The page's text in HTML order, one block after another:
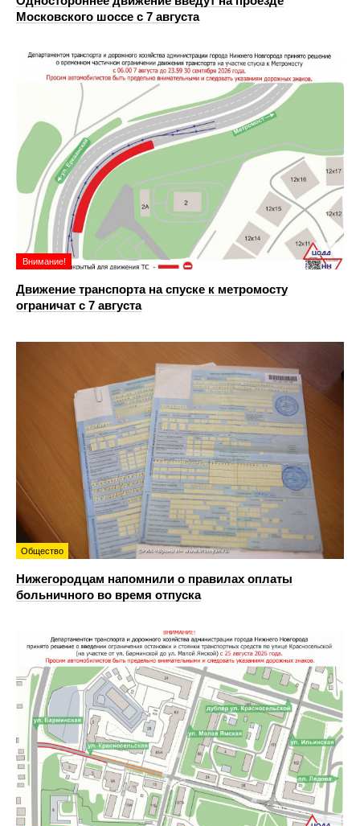
Московского шоссе с 7 августа
Внимание!
Движение транспорта на спуске к метромосту
ограничат с 7 августа
Общество
Нижегородцам напомнили о правилах оплаты
больничного во время отпуска